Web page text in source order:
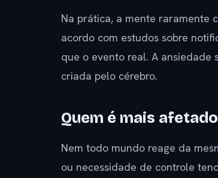
Na prática, a mente raramente
acordo com estudos sobre
que o evento real. A
criada pelo cérebro.
Quem é mais
Nem todo mundo reage da
ou necessidade de controle